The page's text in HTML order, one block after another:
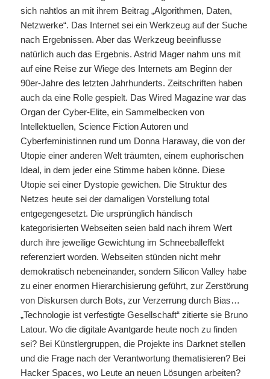
sich nahtlos an mit ihrem Beitrag „Algorithmen, Daten,
Netzwerke“. Das Internet sei ein Werkzeug auf der Suche
nach Ergebnissen. Aber das Werkzeug beeinflusse
natürlich auch das Ergebnis. Astrid Mager nahm uns mit
auf eine Reise zur Wiege des Internets am Beginn der
90er-Jahre des letzten Jahrhunderts. Zeitschriften haben
auch da eine Rolle gespielt. Das Wired Magazine war das
Organ der Cyber-Elite, ein Sammelbecken von
Intellektuellen, Science Fiction Autoren und
Cyberfeministinnen rund um Donna Haraway, die von der
Utopie einer anderen Welt träumten, einem euphorischen
Ideal, in dem jeder eine Stimme haben könne. Diese
Utopie sei einer Dystopie gewichen. Die Struktur des
Netzes heute sei der damaligen Vorstellung total
entgegengesetzt. Die ursprünglich händisch
kategorisierten Webseiten seien bald nach ihrem Wert
durch ihre jeweilige Gewichtung im Schneeballeffekt
referenziert worden. Webseiten stünden nicht mehr
demokratisch nebeneinander, sondern Silicon Valley habe
zu einer enormen Hierarchisierung geführt, zur Zerstörung
von Diskursen durch Bots, zur Verzerrung durch Bias…
„Technologie ist verfestigte Gesellschaft“ zitierte sie Bruno
Latour. Wo die digitale Avantgarde heute noch zu finden
sei? Bei Künstlergruppen, die Projekte ins Darknet stellen
und die Frage nach der Verantwortung thematisieren? Bei
Hacker Spaces, wo Leute an neuen Lösungen arbeiten?